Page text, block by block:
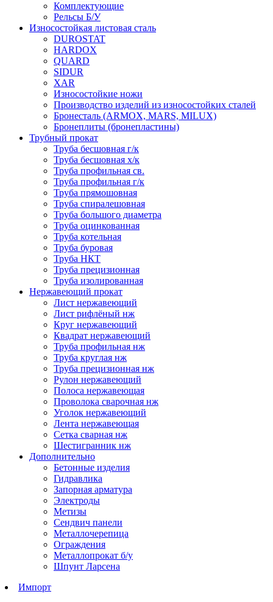
Комплектующие
Рельсы Б/У
Износостойкая листовая сталь
DUROSTAT
HARDOX
QUARD
SIDUR
XAR
Износостойкие ножи
Производство изделий из износостойких сталей
Бронесталь (ARMOX, MARS, MILUX)
Бронеплиты (бронепластины)
Трубный прокат
Труба бесшовная г/к
Труба бесшовная х/к
Труба профильная св.
Труба профильная г/к
Труба прямошовная
Труба спиралешовная
Труба большого диаметра
Труба оцинкованная
Труба котельная
Труба буровая
Труба НКТ
Труба прецизионная
Труба изолированная
Нержавеющий прокат
Лист нержавеющий
Лист рифлёный нж
Круг нержавеющий
Квадрат нержавеющий
Труба профильная нж
Труба круглая нж
Труба прецизионная нж
Рулон нержавеющий
Полоса нержавеющая
Проволока сварочная нж
Уголок нержавеющий
Лента нержавеющая
Сетка сварная нж
Шестигранник нж
Дополнительно
Бетонные изделия
Гидравлика
Запорная арматура
Электроды
Метизы
Сендвич панели
Металлочерепица
Ограждения
Металлопрокат б/у
Шпунт Ларсена
Импорт